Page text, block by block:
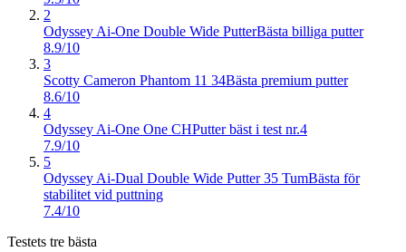
2
Odyssey Ai-One Double Wide PutterBästa billiga putter
8.9/10
3
Scotty Cameron Phantom 11 34Bästa premium putter
8.6/10
4
Odyssey Ai-One One CHPutter bäst i test nr.4
7.9/10
5
Odyssey Ai-Dual Double Wide Putter 35 TumBästa för
stabilitet vid puttning
7.4/10
Testets tre bästa